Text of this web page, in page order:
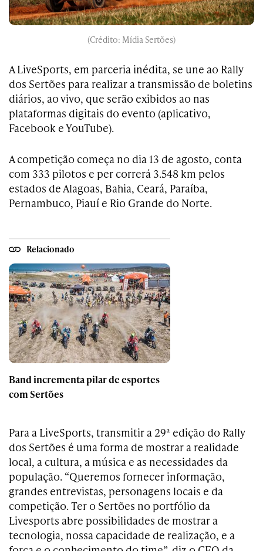
(Crédito: Mídia Sertões)
A LiveSports, em parceria inédita, se une ao Rally
dos Sertões para realizar a transmissão de boletins
diários, ao vivo, que serão exibidos ao nas
plataformas digitais do evento (aplicativo,
Facebook e YouTube).
A competição começa no dia 13 de agosto, conta
com 333 pilotos e per correrá 3.548 km pelos
estados de Alagoas, Bahia, Ceará, Paraíba,
Pernambuco, Piauí e Rio Grande do Norte.
Relacionado
Band incrementa pilar de esportes
com Sertões
Para a LiveSports, transmitir a 29ª edição do Rally
dos Sertões é uma forma de mostrar a realidade
local, a cultura, a música e as necessidades da
população. “Queremos fornecer informação,
grandes entrevistas, personagens locais e da
competição. Ter o Sertões no portfólio da
Livesports abre possibilidades de mostrar a
tecnologia, nossa capacidade de realização, e a